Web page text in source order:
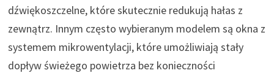
dźwiękoszczelne, które skutecznie redukują hałas z
zewnątrz. Innym często wybieranym modelem są okna z
systemem mikrowentylacji, które umożliwiają stały
dopływ świeżego powietrza bez konieczności